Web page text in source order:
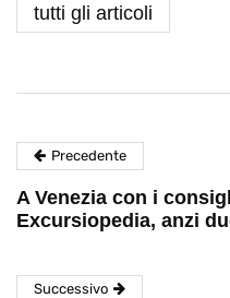
tutti gli articoli
Precedente
A Venezia con i
Excursiopedia, anzi
Successivo